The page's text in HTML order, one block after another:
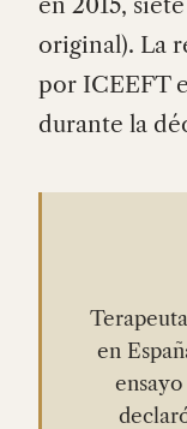
original). La
por ICEEFT
durante la
en